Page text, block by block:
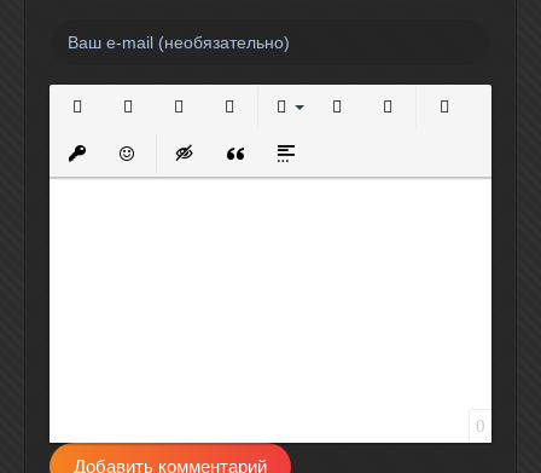
Вставить защищенную ссылку
Вставить смайлик
Вставка скрытого текста
Вставка цитаты
Вставка спойлера
0
Добавить комментарий